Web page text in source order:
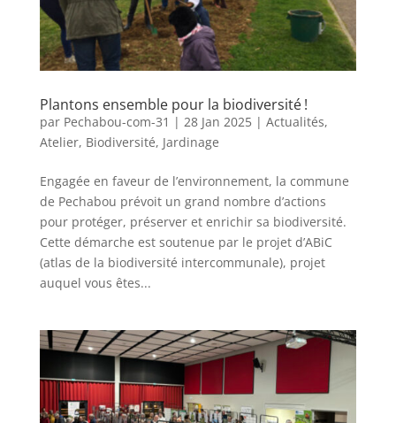
Plantons ensemble pour la biodiversité !
par Pechabou-com-31 | 28 Jan 2025| Actualités,
Atelier, Biodiversité, Jardinage
Engagée en faveur de l’environnement, la commune
de Pechabou prévoit un grand nombre d’actions
pour protéger, préserver et enrichir sa biodiversité.
Cette démarche est soutenue par le projet d’ABiC
(atlas de la biodiversité intercommunale), projet
auquel vous êtes...